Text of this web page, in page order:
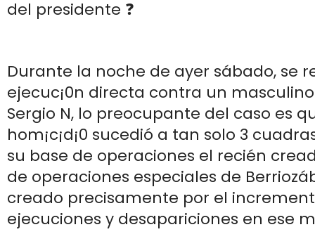
del presidente ❓
Durante la noche de ayer sábado, se
ejecuc¡0n directa contra un
Sergio N, lo preocupante del caso es
hom¡c¡d¡0 sucedió a tan solo 3
su base de operaciones el recién
de operaciones especiales de
creado precisamente por el
ejecuciones y desapariciones en ese